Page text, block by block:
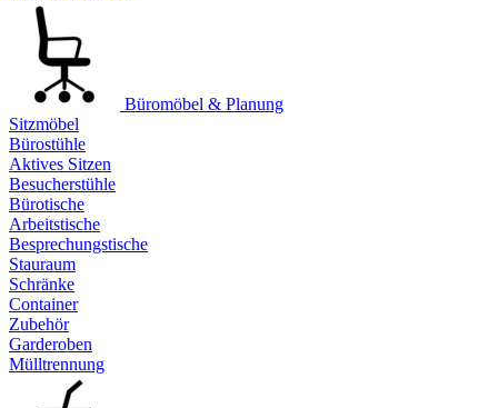
Büromöbel & Planung
Sitzmöbel
Bürostühle
Aktives Sitzen
Besucherstühle
Bürotische
Arbeitstische
Besprechungstische
Stauraum
Schränke
Container
Zubehör
Garderoben
Mülltrennung